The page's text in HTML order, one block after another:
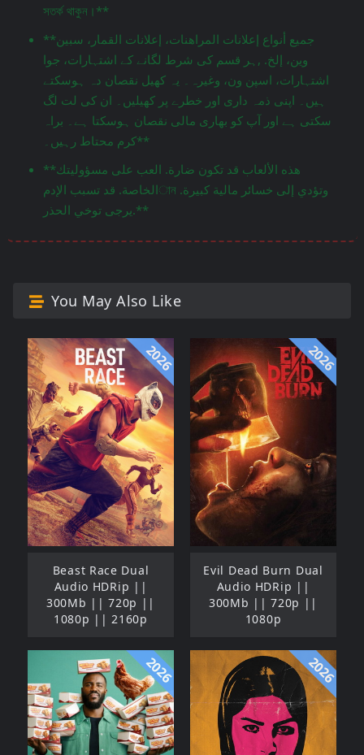
সতর্ক থাকুন।**
**جميع أنواع إعلانات المراهنات، إعلانات القمار، سبين
وين، إلخ. ,ہر قسم کی شرط لگانے کے اشتہارات، جوا
اشتہارات، اسپن ون، وغیرہ۔ یہ کھیل نقصان دہ ہوسکتے
ہیں۔ اپنی ذمہ داری اور خطرے پر کھیلیں۔ ان کی لت لگ
سکتی ہے اور آپ کو بھاری مالی نقصان ہوسکتا ہے۔ براہ
کرم محتاط رہیں۔**
**هذه الألعاب قد تكون ضارة. العب على مسؤوليتك
الخاصة. قد تسبب الإدمান وتؤدي إلى خسائر مالية كبيرة.
يرجى توخي الحذر.**
You May Also Like
2026
Beast Race Dual
Audio HDRip ||
300Mb || 720p ||
1080p || 2160p
2026
Evil Dead Burn Dual
Audio HDRip ||
300Mb || 720p ||
1080p
2026 2026